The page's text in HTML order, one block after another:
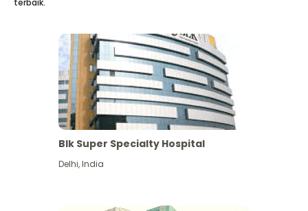
terbaik.
Blk Super Specialty Hospital
Delhi,India